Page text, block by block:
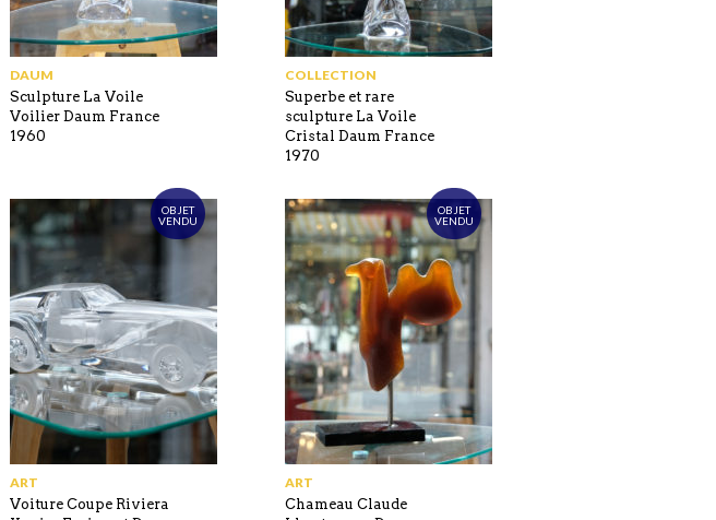
DAUM
Sculpture La Voile
Voilier Daum France
1960
COLLECTION
Superbe et rare
sculpture La Voile
Cristal Daum France
1970
OBJET
VENDU
ART
Voiture Coupe Riviera
OBJET
VENDU
ART
Chameau Claude